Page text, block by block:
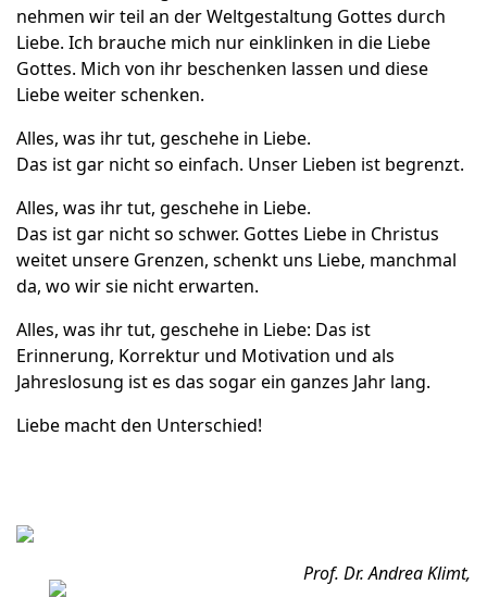
nehmen wir teil an der Weltgestaltung Gottes durch
Liebe. Ich brauche mich nur einklinken in die Liebe
Gottes. Mich von ihr beschenken lassen und diese
Liebe weiter schenken.
Alles, was ihr tut, geschehe in Liebe.
Das ist gar nicht so einfach. Unser Lieben ist begrenzt.
Alles, was ihr tut, geschehe in Liebe.
Das ist gar nicht so schwer. Gottes Liebe in Christus
weitet unsere Grenzen, schenkt uns Liebe, manchmal
da, wo wir sie nicht erwarten.
Alles, was ihr tut, geschehe in Liebe: Das ist
Erinnerung, Korrektur und Motivation und als
Jahreslosung ist es das sogar ein ganzes Jahr lang.
Liebe macht den Unterschied!
Prof. Dr. Andrea Klimt,